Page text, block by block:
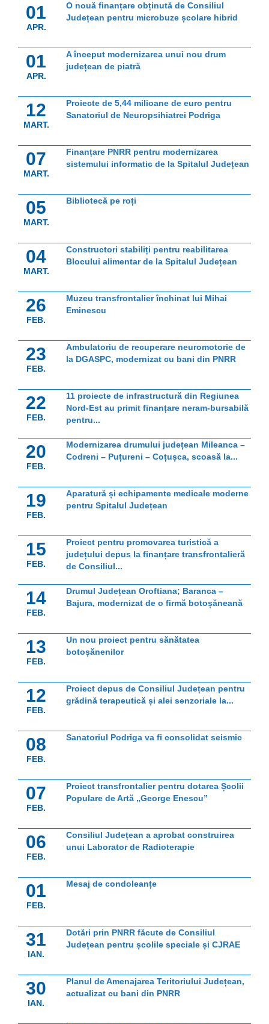
01
APR.
O nouă finanțare obținută de Consiliul
Județean pentru microbuze școlare hibrid
01
APR.
A început modernizarea unui nou drum
județean de piatră
12
MART.
Proiecte de 5,44 milioane de euro pentru
Sanatoriul de Neuropsihiatrei Podriga
07
MART.
Finanțare PNRR pentru modernizarea
sistemului informatic de la Spitalul Județean
05
MART.
Bibliotecă pe roți
04
MART.
Constructori stabiliți pentru reabilitarea
Blocului alimentar de la Spitalul Județean
26
FEB.
Muzeu transfrontalier închinat lui Mihai
Eminescu
23
FEB.
Ambulatoriu de recuperare neuromotorie de
la DGASPC, modernizat cu bani din PNRR
22
FEB.
11 proiecte de infrastructură din Regiunea
Nord-Est au primit finanțare neram-bursabilă
pentru...
20
FEB.
Modernizarea drumului județean Mileanca –
Codreni – Puțureni – Coțușca, scoasă la...
19
FEB.
Aparatură și echipamente medicale moderne
pentru Spitalul Județean
15
FEB.
Proiect pentru promovarea turistică a
județului depus la finanțare transfrontalieră
de Consiliul...
14
FEB.
Drumul Județean Oroftiana; Baranca –
Bajura, modernizat de o firmă botoșăneană
13
FEB.
Un nou proiect pentru sănătatea
botoșănenilor
12
FEB.
Proiect depus de Consiliul Județean pentru
grădină terapeutică și alei senzoriale la...
08
FEB.
Sanatoriul Podriga va fi consolidat seismic
07
FEB.
Proiect transfrontalier pentru dotarea Școlii
Populare de Artă „George Enescu”
06
FEB.
Consiliul Județean a aprobat construirea
unui Laborator de Radioterapie
01
FEB.
Mesaj de condoleanțe
31
IAN.
Dotări prin PNRR făcute de Consiliul
Județean pentru școlile speciale și CJRAE
30
IAN.
Planul de Amenajarea Teritoriului Județean,
actualizat cu bani din PNRR